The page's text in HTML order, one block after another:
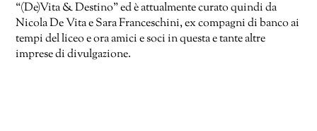
“(De)Vita & Destino” ed è attualmente curato quindi da
Nicola De Vita e Sara Franceschini, ex compagni di banco ai
tempi del liceo e ora amici e soci in questa e tante altre
imprese di divulgazione.